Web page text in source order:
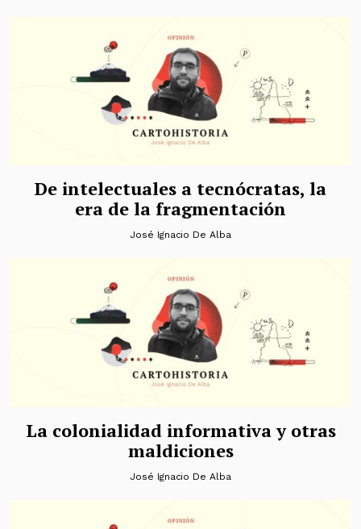
De intelectuales a tecnócratas, la
era de la fragmentación
José Ignacio De Alba
La colonialidad informativa y otras
maldiciones
José Ignacio De Alba